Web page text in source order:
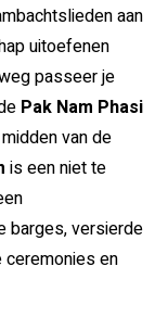
aan
uitoefenen
passeer je
Pak Nam Phasi
van de
is een niet te
barges, versierde
ceremonies en